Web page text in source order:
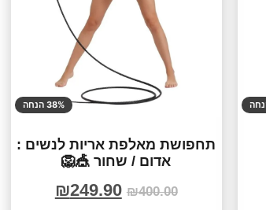
38% הנחה
תחפושת מאלפת אריות לנשים :
אדום / שחור 🎪🦁
₪400.00
₪249.90